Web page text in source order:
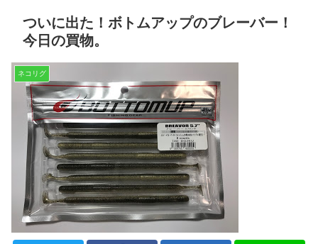
ついに出た！ボトムアップのブレーバー！
今日の買物。
ネコリグ